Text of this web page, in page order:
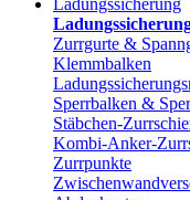
Zurrgurte &
Klemmbalken
Sperrbalken &
Stäbchen-
Kombi-Anker-
Zurrpunkte